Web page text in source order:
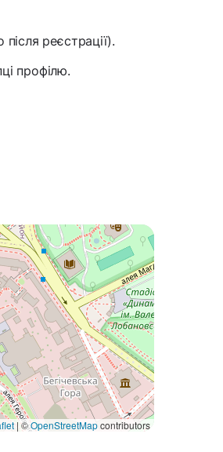
реєстрації).
профілю.
|©OpenStreetMapcontributors